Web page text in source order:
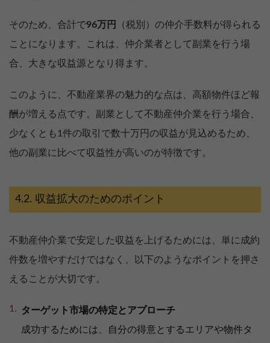
そのため、合計で96万円
（税別）の仲介手数料が得られる
ことになります。これは、仲介業者として副業を行う場
合、大きな収益源となり得ます。
このように、不動産業界の魅力的な点は、高額物件ほど報
酬が増える点です。副業として不動産仲介業を行う場合、
少なくとも1件の取引で数十万円の収益が見込めるため、
他の副業に比べて収益性が高いのが特徴です。
収益拡大のためのポイント
不動産仲介業で安定した収益を上げるためには、単に成約
件数を増やすだけではなく、以下のようなポイントを押さ
えることが大切です。
ターゲット市場の特定とアプローチ
成功するためには、自分の得意とするエリアや物件タ